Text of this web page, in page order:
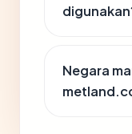
Negara